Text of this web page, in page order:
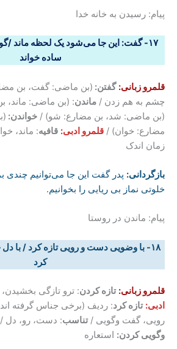
پیام: رسیدن به خانه خدا
۱۷- گفت: این جا می‌شود یک لحظه ماند /
ساده خواند
قلمرو زبانی: گفتن: (بن ماضی: گفت، بن
چشم به هم زدن / ماندن: (بن ماضی: ماند،
(بن ماضی: شد، بن مضارع: شو) / خواندن:
مضارع: خوان) / قلمرو ادبی: قافیه: ماند،
زمان اندک
بازگردانی: پدر گفت این جا می‌توانیم چندی
خلوتی نماز بی ریایی را بخوانیم.
پیام: ماندن در روستا
۱۸- با وضویی دست و رویی تازه کرد / با
کرد
قلمرو زبانی: تازه کردن: ترو تازگی
ادبی: تازه کرد: ردیف (برخی جناس گرفته
رویی، گفت وگویی /تناسب: دست، رو، دل /
وگویی کردن: استعاره